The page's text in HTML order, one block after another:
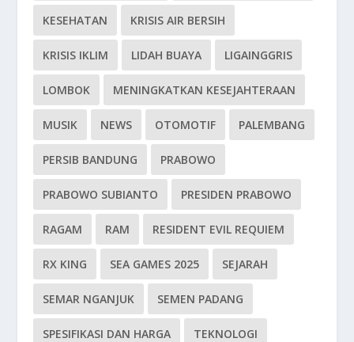
KESEHATAN KRISIS AIR BERSIH
KRISIS IKLIM LIDAH BUAYA LIGAINGGRIS
LOMBOK MENINGKATKAN KESEJAHTERAAN
MUSIK NEWS OTOMOTIF PALEMBANG
PERSIB BANDUNG PRABOWO
PRABOWO SUBIANTO PRESIDEN PRABOWO
RAGAM RAM RESIDENT EVIL REQUIEM
RX KING SEA GAMES 2025 SEJARAH
SEMAR NGANJUK SEMEN PADANG
SPESIFIKASI DAN HARGA TEKNOLOGI